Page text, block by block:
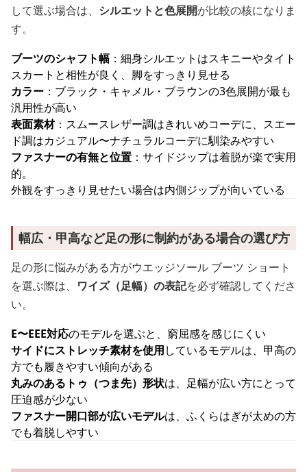
して選ぶ場合は、 シルエットと色展開が比較の核になりま
す。
ブーツのシャフト幅 ：細身シルエットはスキニーやタイト
スカートと相性が良く、脚をすっきり見せる
カラー ：ブラック・キャメル・ブラウンの3色展開が最も
汎用性が高い
表面素材：スムースレザー調はきれいめコーデに、スエー
ド調はカジュアル〜ナチュラルコーデに馴染みやすい
ファスナーの有無と位置 ：サイドジップは着脱が楽で実用
的。
外観をすっきり見せたい場合は内側ジップが向いている
幅広・甲高など足の形に制約がある場合の選び方
足の形に悩みがある方がウエッジソール ブーツ ショート
を選ぶ際は、 ワイズ（足幅）の表記を必ず確認してくださ
い。
E〜EEE対応のモデルを選ぶと、窮屈感を感じにくい
サイドにストレッチ素材を使用しているモデルは、甲高の
方でも履きやすい傾向がある
丸みのあるトゥ（つま先）形状は、足幅が広い方にとって
圧迫感が少ない
ファスナー開口部が広いモデルは、ふくらはぎが太めの方
でも着脱しやすい